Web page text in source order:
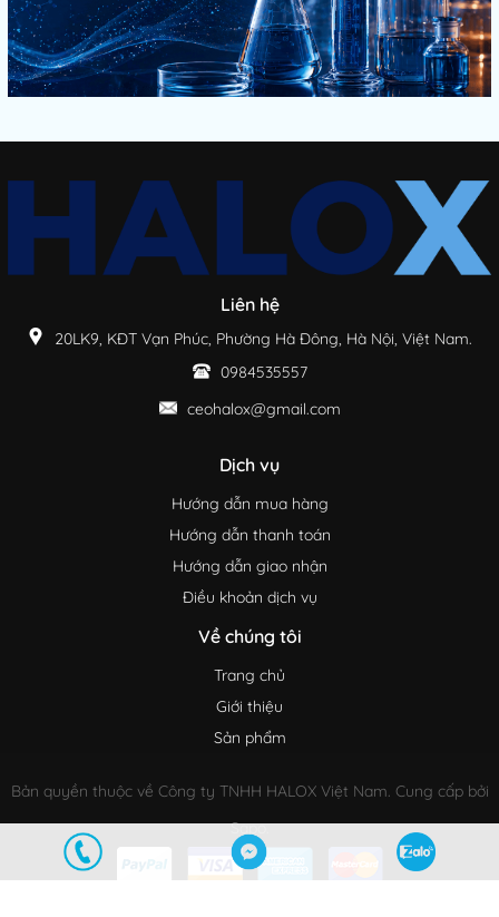
Liên hệ
20LK9, KĐT Vạn Phúc, Phường Hà Đông, Hà Nội, Việt Nam.
0984535557
ceohalox@gmail.com
Dịch vụ
Hướng dẫn mua hàng
Hướng dẫn thanh toán
Hướng dẫn giao nhận
Điều khoản dịch vụ
Về chúng tôi
Trang chủ
Giới thiệu
Sản phẩm
Bản quyền thuộc về Công ty TNHH HALOX Việt Nam. Cung cấp bởi
Sapo.